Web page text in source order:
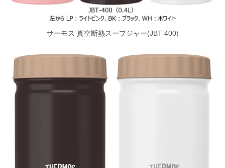
サーモス 真空断熱スープジャー(JBT-400)